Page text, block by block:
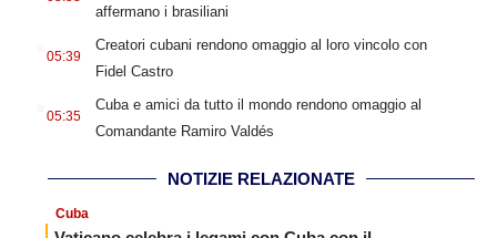
affermano i brasiliani
05:39
Creatori cubani rendono omaggio al loro vincolo con
Fidel Castro
05:35
Cuba e amici da tutto il mondo rendono omaggio al
Comandante Ramiro Valdés
NOTIZIE RELAZIONATE
Cuba